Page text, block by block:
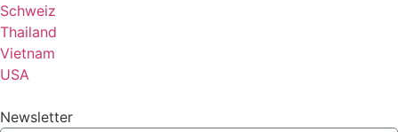
Schweiz
Thailand
Vietnam
USA
Newsletter